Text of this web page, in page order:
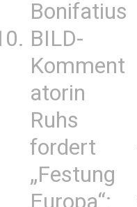
Bonifatius
BILD-
Komment
atorin
Ruhs
fordert
„Festung
Europa“: